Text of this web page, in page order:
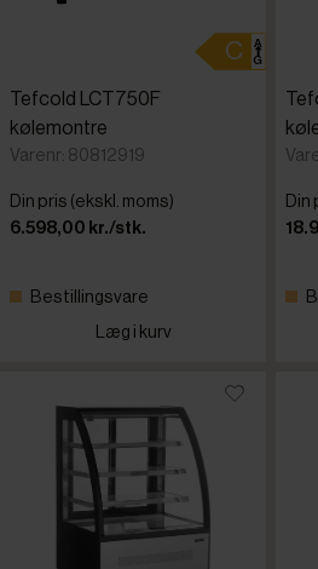
Tefcold LCT750F
kølemontre
Varenr: 80812919
Din pris (ekskl. moms)
6.598,00 kr./stk.
Bestillingsvare
Læg i kurv
Din